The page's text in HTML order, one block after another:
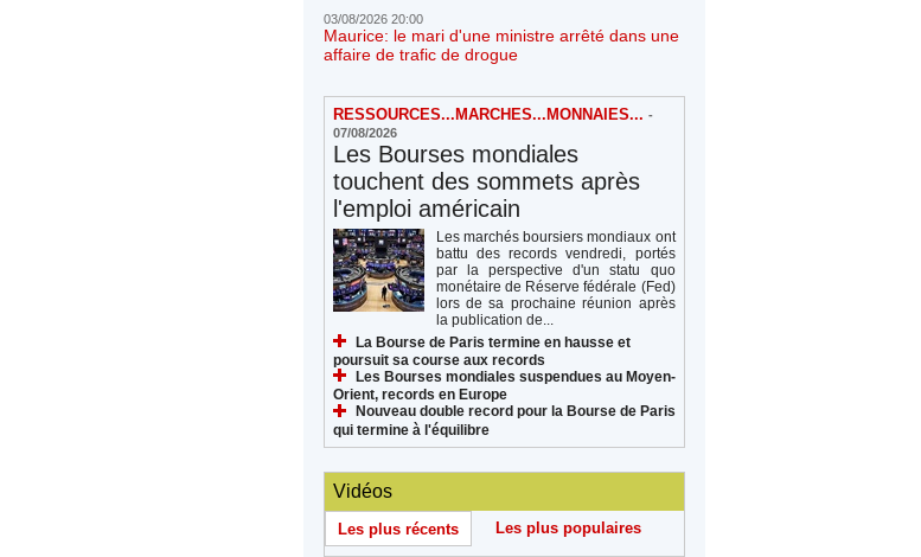
03/08/2026 20:00
Maurice: le mari d'une ministre arrêté dans une
affaire de trafic de drogue
RESSOURCES...MARCHES...MONNAIES... -
07/08/2026
Les Bourses mondiales
touchent des sommets après
l'emploi américain
Les marchés boursiers mondiaux ont
battu des records vendredi, portés
par la perspective d'un statu quo
monétaire de Réserve fédérale (Fed)
lors de sa prochaine réunion après
la publication de...
La Bourse de Paris termine en hausse et
poursuit sa course aux records
Les Bourses mondiales suspendues au Moyen-
Orient, records en Europe
Nouveau double record pour la Bourse de Paris
qui termine à l'équilibre
Vidéos
Les plus récents Les plus populaires